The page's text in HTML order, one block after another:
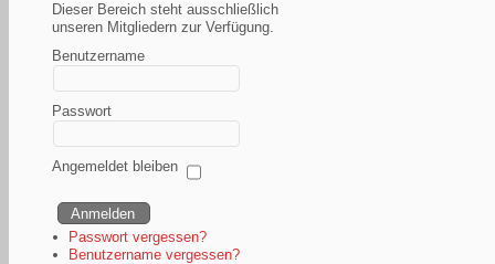
Dieser Bereich steht ausschließlich
unseren Mitgliedern zur Verfügung.
Benutzername
Passwort
Angemeldet bleiben
Passwort vergessen?
Benutzername vergessen?